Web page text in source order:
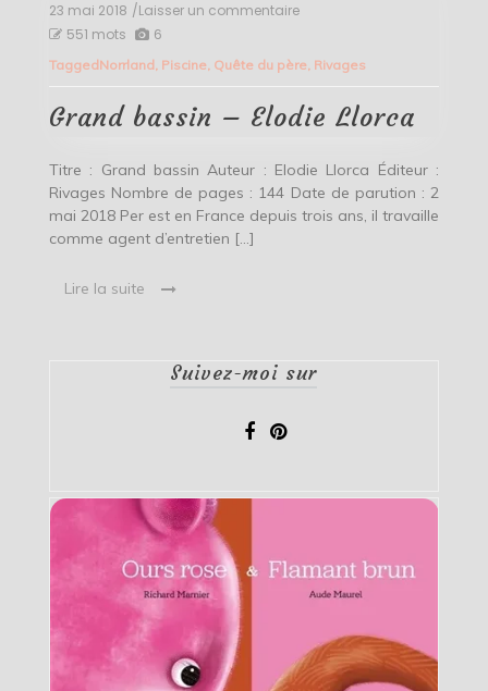
23 mai 2018 /Laisser un commentaireon
–
Llorca
551 mots 6
TaggedNorrland, Piscine, Quête du père, Rivages
Grand bassin – Elodie Llorca
Titre : Grand bassin Auteur : Elodie Llorca Éditeur :
Rivages Nombre de pages : 144 Date de parution : 2
mai 2018 Per est en France depuis trois ans, il travaille
comme agent d’entretien […]
Lire la suite
Suivez-moi sur